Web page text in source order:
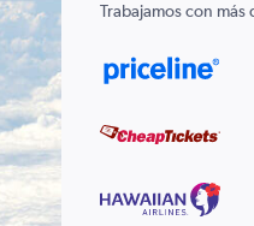
Trabajamos con más